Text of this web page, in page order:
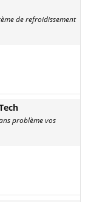
de refroidissement
problème vos